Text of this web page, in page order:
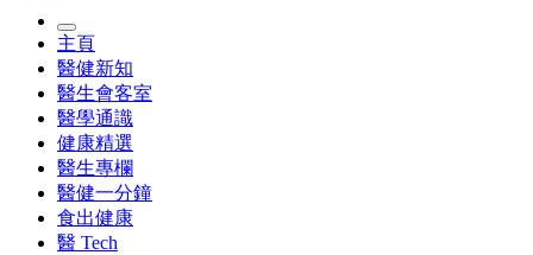
主頁
醫健新知
醫生會客室
醫學通識
健康精選
醫生專欄
醫健一分鐘
食出健康
醫 Tech